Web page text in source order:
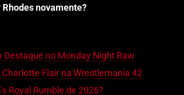
novamente?
Destaque no Monday Night Raw
Flair na Wrestlemania 42
Royal Rumble de 2026?